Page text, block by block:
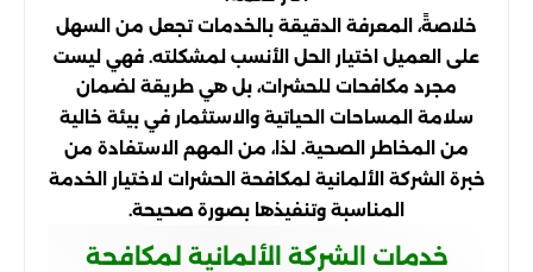
خلاصةً، المعرفة الدقيقة بالخدمات تجعل من السهل
على العميل اختيار الحل الأنسب لمشكلته. فهي ليست
مجرد مكافحات للحشرات، بل هي طريقة لضمان
سلامة المساحات الحياتية والاستثمار في بيئة خالية
من المخاطر الصحية. لذا، من المهم الاستفادة من
خبرة الشركة الألمانية لمكافحة الحشرات لاختيار الخدمة
المناسبة وتنفيذها بصورة صحيحة.
خدمات الشركة الألمانية لمكافحة